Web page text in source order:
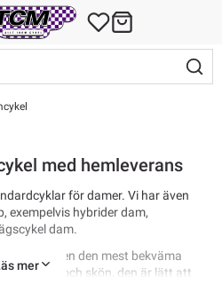
med hemleverans
för damer. Vi har även
exempelvis hybrider dam,
dam.
antagligen den mest bekväma
är bred och skön, den är lätt att
mer